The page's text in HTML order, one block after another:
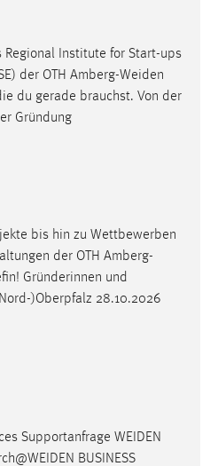
Regional Institute for Start-ups
der OTH Amberg-Weiden
du gerade brauchst. Von der
Gründung
bis hin zu Wettbewerben
der OTH Amberg-
Gründerinnen und
)Oberpfalz 28.10.2026
Supportanfrage WEIDEN
BUSINESS
wird in diesem Cookie
ist.
gewählte Sprache der Website.
mibew_locale, mibew-